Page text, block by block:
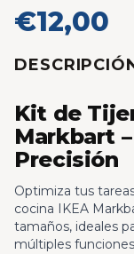
€12,00
Kit de
Markbart
Precisión
Optimiza tus
cocina IKEA
tamaños, ideales
múltiples